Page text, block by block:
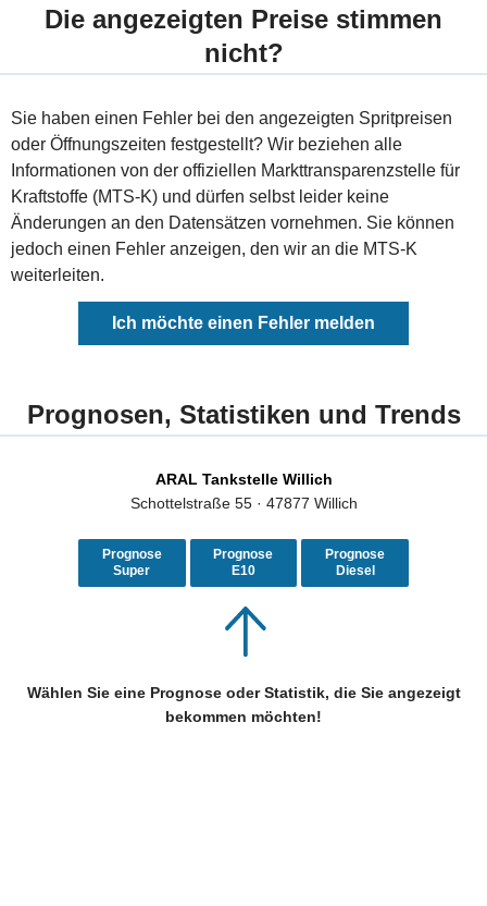
Die angezeigten Preise stimmen
nicht?
Sie haben einen Fehler bei den angezeigten Spritpreisen
oder Öffnungszeiten festgestellt? Wir beziehen alle
Informationen von der offiziellen Markttransparenzstelle für
Kraftstoffe (MTS-K) und dürfen selbst leider keine
Änderungen an den Datensätzen vornehmen. Sie können
jedoch einen Fehler anzeigen, den wir an die MTS-K
weiterleiten.
Ich möchte einen Fehler melden
Prognosen, Statistiken und Trends
ARAL Tankstelle Willich
Schottelstraße 55 · 47877 Willich
Prognose
Super
Prognose
E10
Prognose
Diesel
Wählen Sie eine Prognose oder Statistik, die Sie angezeigt
bekommen möchten!